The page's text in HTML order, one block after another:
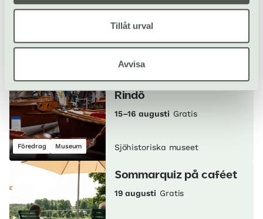
Tillåt urval
Avvisa
Film Kvällsöppet Sjöhistoriska museet
Föredrag Museum
Petterssonbåtar på
Rindö
15–16 augusti Gratis
Sjöhistoriska museet
Sommarquiz på caféet
19 augusti Gratis